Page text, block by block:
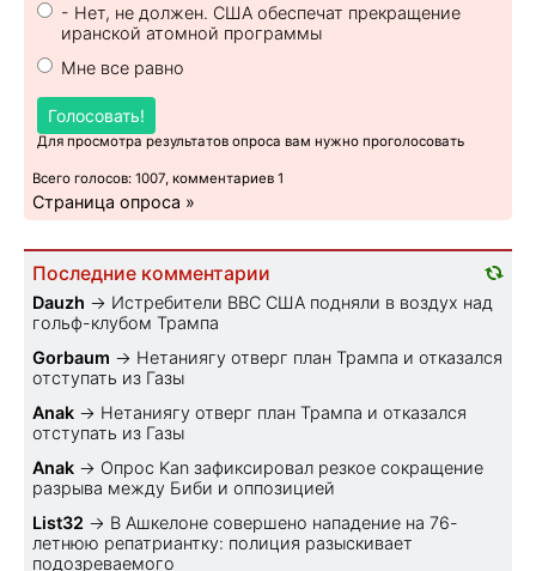
- Нет, не должен. США обеспечат прекращение
иранской атомной программы
Мне все равно
Голосовать!
Для просмотра результатов опроса вам нужно проголосовать
Всего голосов: 1007, комментариев 1
Страница опроса »
Последние комментарии
Dauzh → Истребители ВВС США подняли в воздух над
гольф-клубом Трампа
Gorbaum → Нетаниягу отверг план Трампа и отказался
отступать из Газы
Anak → Нетаниягу отверг план Трампа и отказался
отступать из Газы
Anak → Опрос Kan зафиксировал резкое сокращение
разрыва между Биби и оппозицией
List32 → В Ашкелоне совершено нападение на 76-
летнюю репатриантку: полиция разыскивает
подозреваемого